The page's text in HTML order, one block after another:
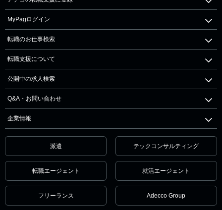
MyPagログイン
転職のお仕事検索
転職支援について
公開中の求人検索
Q&A・お問い合わせ
企業情報
派遣 テックコンサルティング
転職エージェント 就活エージェント
フリーランス Adecco Group